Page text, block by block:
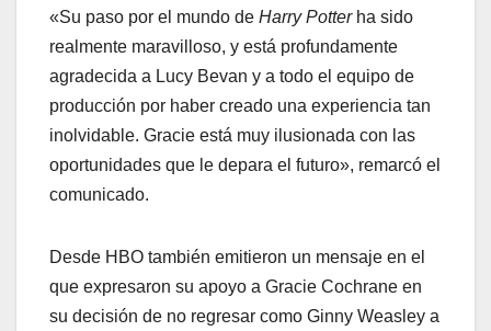
«Su paso por el mundo de Harry Potterha sido
realmente maravilloso, y está profundamente
agradecida a Lucy Bevan y a todo el equipo de
producción por haber creado una experiencia tan
inolvidable. Gracie está muy ilusionada con las
oportunidades que le depara el futuro», remarcó el
comunicado.
Desde HBO también emitieron un mensaje en el
que expresaron su apoyo a Gracie Cochrane en
su decisión de no regresar como Ginny Weasley a